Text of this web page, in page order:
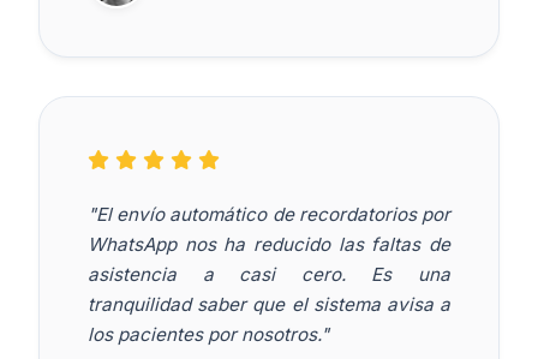
"El envío automático de recordatorios por
WhatsApp nos ha reducido las faltas de
asistencia a casi cero. Es una
tranquilidad saber que el sistema avisa a
los pacientes por nosotros."